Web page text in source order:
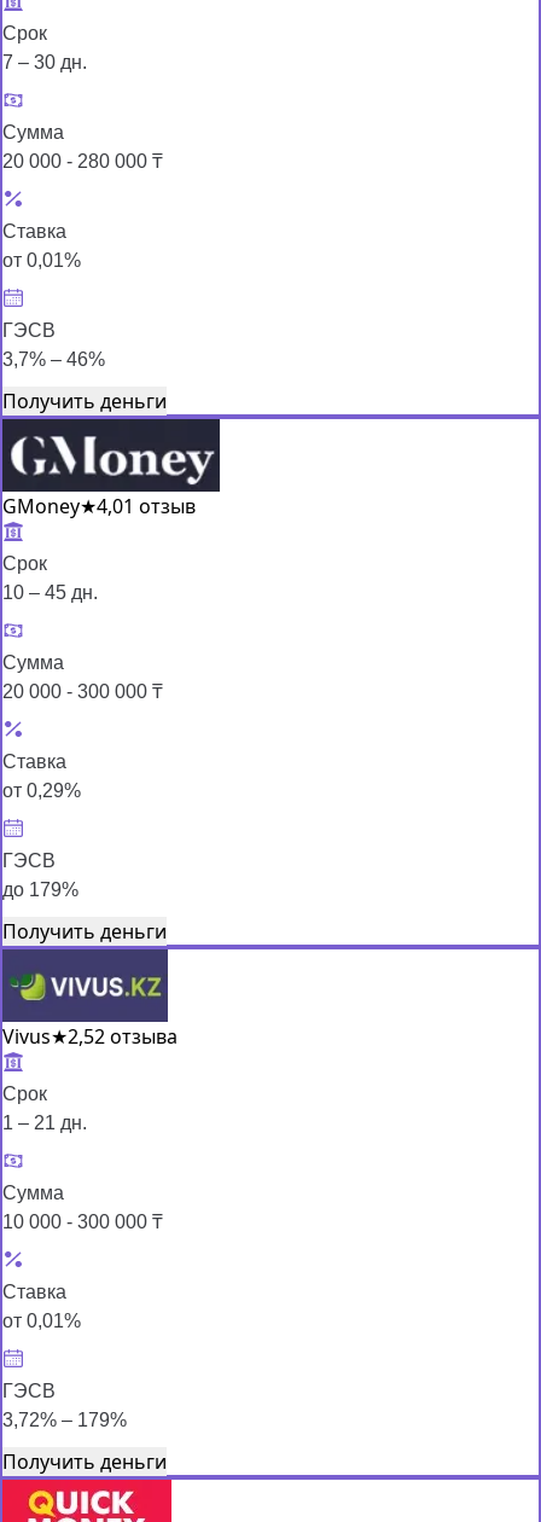
Срок
7 – 30 дн.
Сумма
20 000 - 280 000 ₸
Ставка
от 0,01%
ГЭСВ
3,7% – 46%
Получить деньги
GMoney★4,01 отзыв
Срок
10 – 45 дн.
Сумма
20 000 - 300 000 ₸
Ставка
от 0,29%
ГЭСВ
до 179%
Получить деньги
Vivus★2,52 отзыва
Срок
1 – 21 дн.
Сумма
10 000 - 300 000 ₸
Ставка
от 0,01%
ГЭСВ
3,72% – 179%
Получить деньги